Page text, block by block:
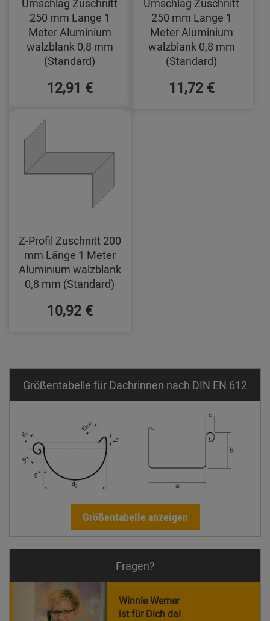
Umschlag Zuschnitt
250 mm Länge 1
Meter Aluminium
walzblank 0,8 mm
(Standard)
12,91 €
Umschlag Zuschnitt
250 mm Länge 1
Meter Aluminium
walzblank 0,8 mm
(Standard)
11,72 €
Z-Profil Zuschnitt 200
mm Länge 1 Meter
Aluminium walzblank
0,8 mm (Standard)
10,92 €
Größentabelle für Dachrinnen nach DIN EN 612
Größentabelle anzeigen
Fragen?
Winnie Werner
ist für Dich da!